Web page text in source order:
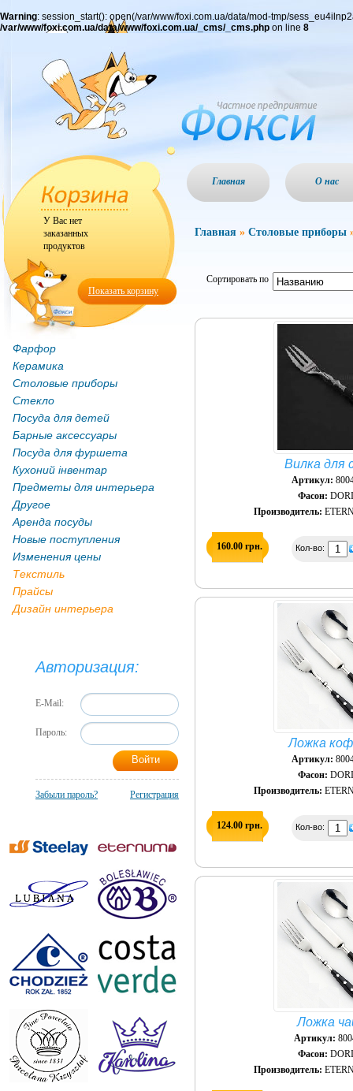
Warning: session_start(): open(/var/www/foxi.com.ua/data/mod-tmp/
/var/www/foxi.com.ua/data/www/foxi.com.ua/_cms/_cms.php on line 8
Показать корзину
У Вас нет
заказанных
продуктов
Фарфор
Керамика
Столовые приборы
Стекло
Посуда для детей
Барные аксессуары
Посуда для фуршета
Кухоний інвентар
Предметы для интерьера
Другое
Аренда посуды
Новые поступления
Изменения цены
Текстиль
Прайсы
Дизайн интерьера
Авторизация:
E-Mail:
Пароль:
Забыли пароль? Регистрация
Главная О нас
Главная » Столовые приборы
Сортировать по
Вилка для
Артикул:
Фасон:
Производитель:
160.00 грн. Кол-во:
Ложка
Артикул:
Фасон:
Производитель:
124.00 грн. Кол-во:
Ложка
Артикул:
Фасон:
Производитель: